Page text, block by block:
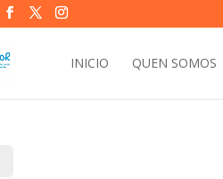
INICIO QUEN SOMOS